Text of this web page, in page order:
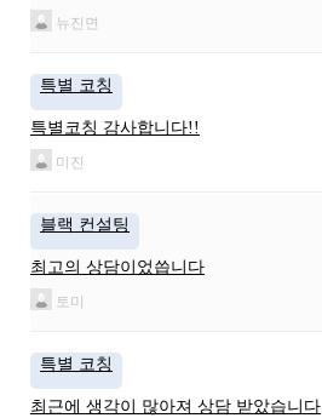
뉴진면
특별 코칭
특별코칭 감사합니다!!
미진
블랙 컨설팅
최고의 상담이었씁니다
토미
특별 코칭
최근에 생각이 많아져 상담 받았습니다